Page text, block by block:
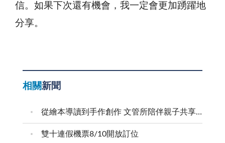
信。如果下次還有機會，我一定會更加踴躍地
分享。
相關新聞
從繪本導讀到手作創作 文管所陪伴親子共享溫馨時光
雙十連假機票8/10開放訂位